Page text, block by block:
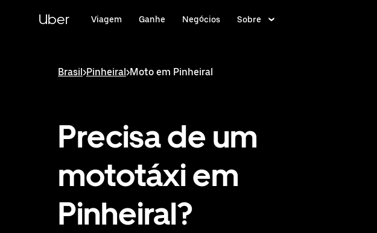
Uber Viagem Ganhe Negócios Sobre
Brasil>Pinheiral>Moto em Pinheiral
Precisa de um
mototáxi em
Pinheiral?